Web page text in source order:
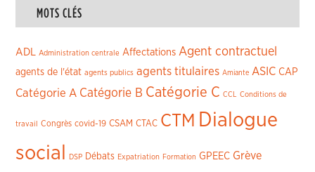
MOTS CLÉS
ADL Administration centrale Affectations Agent contractuel
agents de l'état agents publics agents titulaires Amiante ASIC CAP
Catégorie A Catégorie B Catégorie C CCL Conditions de
travail Congrès covid-19 CSAM CTAC CTM Dialogue
social
DSP Débats Expatriation Formation GPEEC Grève